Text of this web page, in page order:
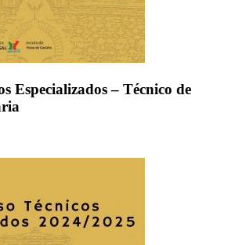
Especializados – Técnico de